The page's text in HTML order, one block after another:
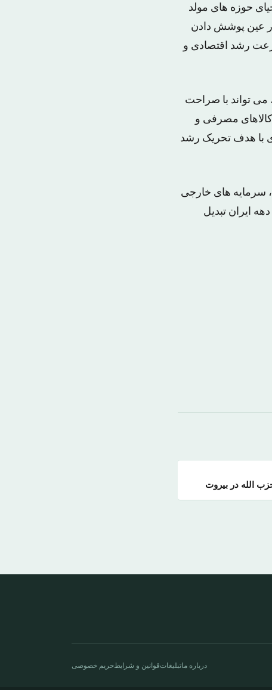
حوزه های مولد
عین پوشش دادن
رشد اقتصادی و
تواند با صراحت
کالاهای مصرفی و
با هدف تحریک رشد
سرمایه های خارجی
اقتصاد سرازیر می شود و سالهای ۲۰۲۳-۲۰۱۴ را به دهه ایران تبدیل
الله در بیروت
درباره ماتبلیغاتقوانین و شرایطحریم خصوصی